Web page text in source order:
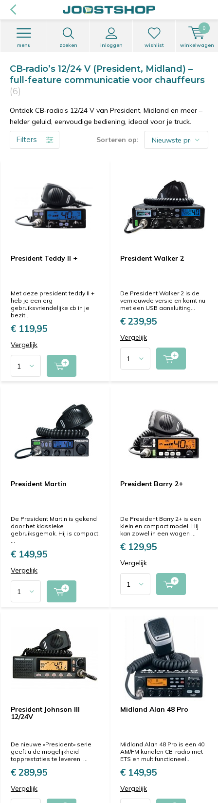
zoeken inloggen
menu wishlist winkelwagen
0
CB‐radio’s 12/24 V (President, Midland) –
full-feature communicatie voor chauffeurs
(6)
Ontdek CB‐radio’s 12/24 V van President, Midland en meer –
helder geluid, eenvoudige bediening, ideaal voor je truck.
Filters Sorteren op:
President Teddy II +
Met deze president teddy II +
heb je een erg
gebruiksvriendelijke cb in je
bezit...
€ 119,95
Vergelijk
President Walker 2
De President Walker 2 is de
vernieuwde versie en komt nu
met een USB aansluiting...
€ 239,95
Vergelijk
President Martin
De President Martin is gekend
door het klassieke
gebruiksgemak. Hij is compact,
...
€ 149,95
Vergelijk
President Barry 2+
De President Barry 2+ is een
klein en compact model. Hij
kan zowel in een wagen ...
€ 129,95
Vergelijk
President Johnson III
12/24V
De nieuwe «President» serie
geeft u de mogelijkheid
topprestaties te leveren. ...
€ 289,95
Vergelijk
Midland Alan 48 Pro
Midland Alan 48 Pro is een 40
AM/FM kanalen CB-radio met
ETS en multifunctioneel...
€ 149,95
Vergelijk